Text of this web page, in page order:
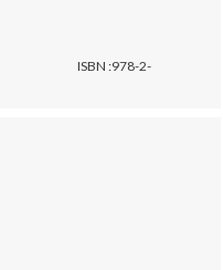
ISBN :978-2-